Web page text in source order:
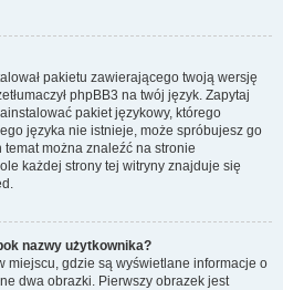
pakietu zawierającego twoją wersję
phpBB3 na twój język. Zapytaj
pakiet językowy, którego
języka nie istnieje, może spróbujesz go
można znaleźć na stronie
każdej strony tej witryny znajduje się
nazwy użytkownika?
miejscu, gdzie są wyświetlane informacje o
dwa obrazki. Pierwszy obrazek jest